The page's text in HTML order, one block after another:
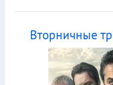
Вторничные